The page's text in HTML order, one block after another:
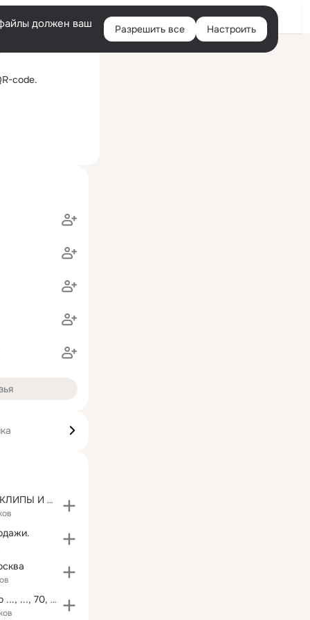
Войти
должен ваш
Разрешить все Настроить
code.
⭐ФАНАТСКИЕ КЛИПЫ И ЮМОР⭐
●Ностальгия по ..., ..., 70, 80, 90 годам●